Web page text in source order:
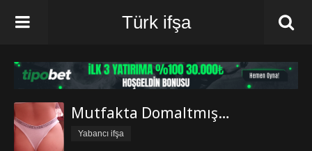
Türk ifşa
Mutfakta Domaltmış Sikiyor
Yabancı ifşa